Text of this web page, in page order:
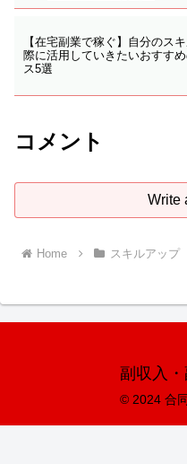
【在宅副業で稼ぐ】自分のス
際に活用していきたいおすす
ス5選
コメント
Write
Home スキルアップ
副収入
© 2024 合